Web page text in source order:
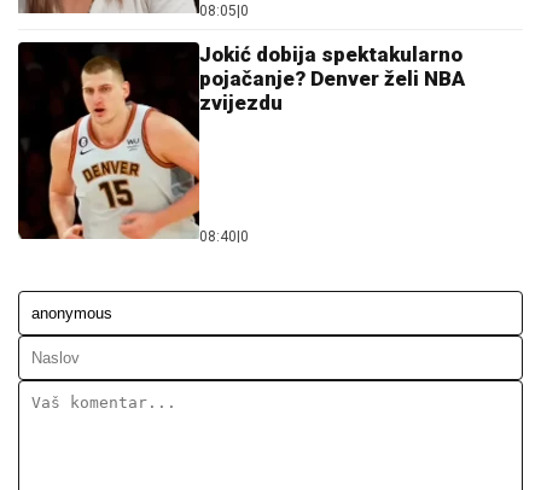
08:05|0
Jokić dobija spektakularno
pojačanje? Denver želi NBA
zvijezdu
08:40|0